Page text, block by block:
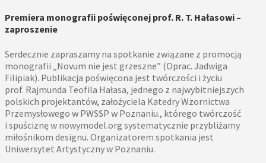
Premiera monografii poświęconej prof. R. T. Hałasowi –
zaproszenie
Serdecznie zapraszamy na spotkanie związane z promocją
monografii „Novum nie jest grzeszne” (Oprac. Jadwiga
Filipiak). Publikacja poświęcona jest twórczości i życiu
prof. Rajmunda Teofila Hałasa, jednego z najwybitniejszych
polskich projektantów, założyciela Katedry Wzornictwa
Przemysłowego w PWSSP w Poznaniu., którego twórczość
i spuściznę w nowymodel.org systematycznie przybliżamy
miłośnikom designu. Organizatorem spotkania jest
Uniwersytet Artystyczny w Poznaniu.